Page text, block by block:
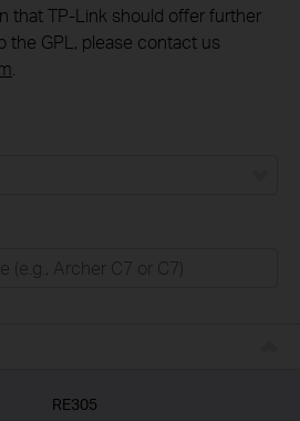
that TP-Link should offer further
the GPL, please contact us
RE305